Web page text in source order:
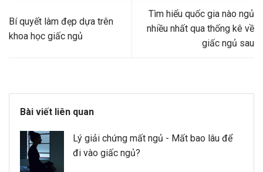
Bí quyết làm đẹp dựa trên
khoa học giấc ngủ
Tìm hiểu quốc gia nào ngủ
nhiều nhất qua thống kê về
giấc ngủ sau
Bài viết liên quan
Lý giải chứng mất ngủ - Mất bao lâu để
đi vào giấc ngủ?